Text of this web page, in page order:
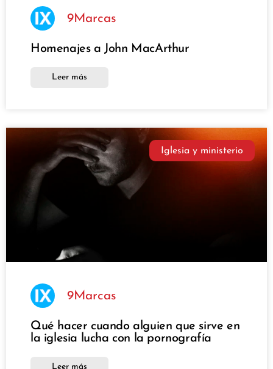
9Marcas
Homenajes a John MacArthur
Leer más
Iglesia y ministerio
9Marcas
Qué hacer cuando alguien que sirve en
la iglesia lucha con la pornografía
Leer más